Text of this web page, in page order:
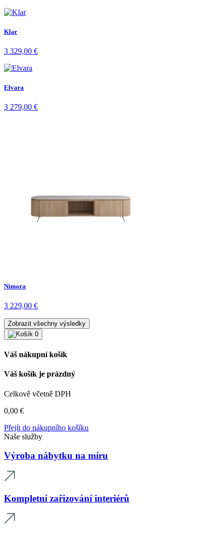
Klar
3 329,00 €
Elvara
3 279,00 €
Nimora
3 229,00 €
Zobrazit všechny výsledky
0
Váš nákupní košík
Váš košík je prázdný
Celkově včetně DPH
0,00 €
Přejít do nákupního košíku
Naše služby
Výroba nábytku na míru
Kompletní zařizování interiérů